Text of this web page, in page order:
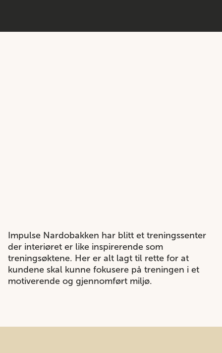
Impulse Nardobakken har blitt et treningssenter
der interiøret er like inspirerende som
treningsøktene. Her er alt lagt til rette for at
kundene skal kunne fokusere på treningen i et
motiverende og gjennomført miljø.